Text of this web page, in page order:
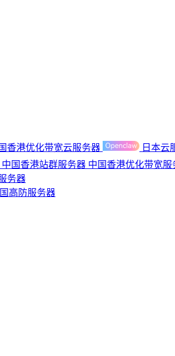
香港优化带宽云服务器 日本云
中国香港站群服务器 中国香港优化带宽服
务器
高防服务器